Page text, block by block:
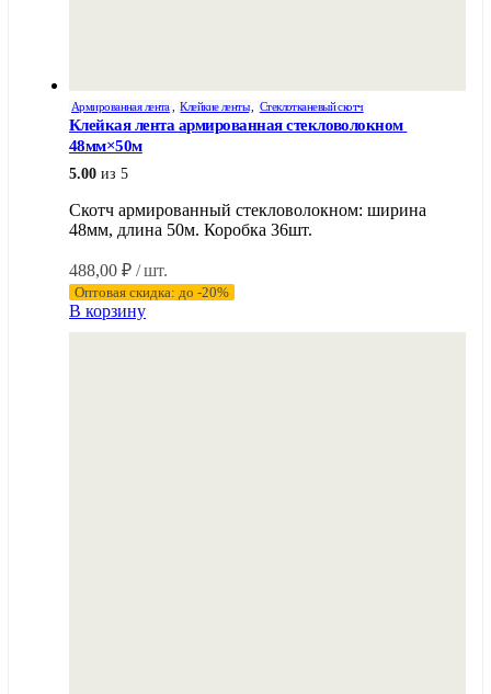
Армированная лента, Клейкие ленты, Стеклотканевый скотч
Клейкая лента армированная стекловолокном
48мм×50м
5.00 из 5
Скотч армированный стекловолокном: ширина
48мм, длина 50м. Коробка 36шт.
488,00 ₽ / шт.
Оптовая скидка: до -20%
В корзину